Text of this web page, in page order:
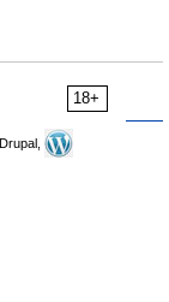
18+
Drupal,